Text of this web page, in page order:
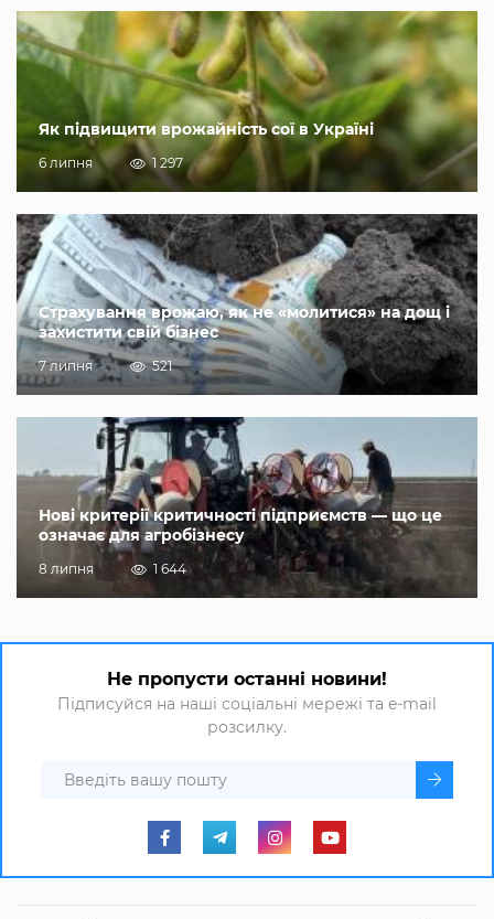
Як підвищити врожайність сої в Україні
6 липня 1 297
Страхування врожаю, як не «молитися» на дощ і
захистити свій бізнес
7 липня 521
Нові критерії критичності підприємств — що це
означає для агробізнесу
8 липня 1 644
Не пропусти останні новини!
Підписуйся на наші соціальні мережі та e-mail
розсилку.